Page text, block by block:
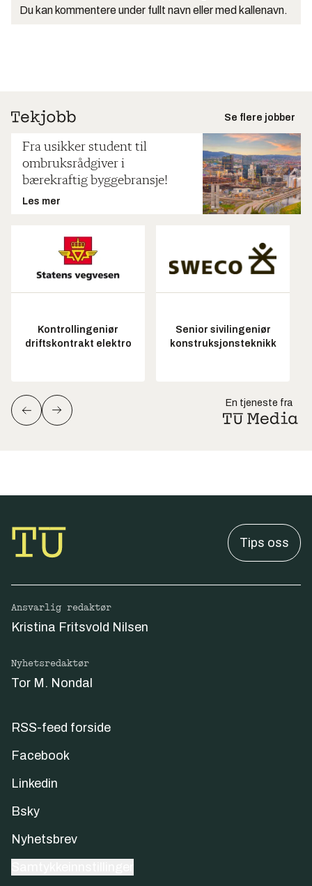
Du kan kommentere under fullt navn eller med kallenavn.
Se flere jobber
Fra usikker student til
ombruksrådgiver i
bærekraftig byggebransje!
Les mer
Kontrollingeniør
driftskontrakt elektro
Senior sivilingeniør
konstruksjonsteknikk
En tjeneste fra
Tips oss
Ansvarlig redaktør
Kristina Fritsvold Nilsen
Nyhetsredaktør
Tor M. Nondal
RSS-feed forside
Facebook
Linkedin
Bsky
Nyhetsbrev